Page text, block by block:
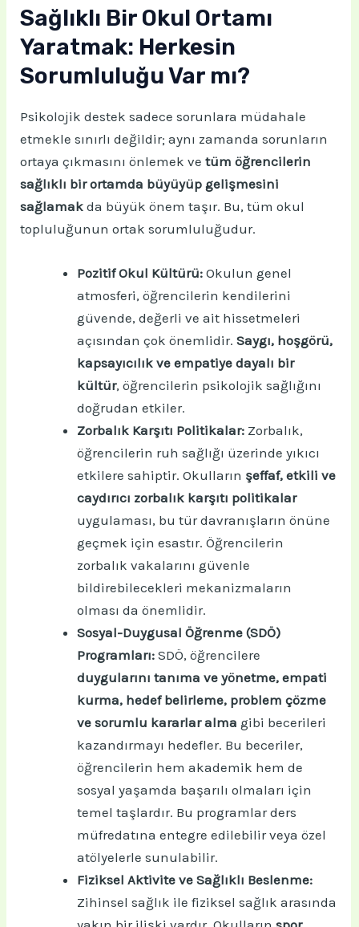
Sağlıklı Bir Okul Ortamı
Yaratmak: Herkesin
Sorumluluğu Var mı?
Psikolojik destek sadece sorunlara müdahale
etmekle sınırlı değildir; aynı zamanda sorunların
ortaya çıkmasını önlemek vetüm öğrencilerin
sağlıklı bir ortamda büyüyüp gelişmesini
sağlamak da büyük önem taşır. Bu, tüm okul
topluluğunun ortak sorumluluğudur.
Pozitif Okul Kültürü: Okulun genel
atmosferi, öğrencilerin kendilerini
güvende, değerli ve ait hissetmeleri
açısından çok önemlidir.Saygı, hoşgörü,
kapsayıcılık ve empatiye dayalı bir
kültür, öğrencilerin psikolojik sağlığını
doğrudan etkiler.
Zorbalık Karşıtı Politikalar: Zorbalık,
öğrencilerin ruh sağlığı üzerinde yıkıcı
etkilere sahiptir. Okulların şeffaf, etkili ve
caydırıcı zorbalık karşıtı politikalar
uygulaması, bu tür davranışların önüne
geçmek için esastır. Öğrencilerin
zorbalık vakalarını güvenle
bildirebilecekleri mekanizmaların
olması da önemlidir.
Sosyal-Duygusal Öğrenme (SDÖ)
Programları: SDÖ, öğrencilere
duygularını tanıma ve yönetme, empati
kurma, hedef belirleme, problem çözme
ve sorumlu kararlar alma gibi becerileri
kazandırmayı hedefler. Bu beceriler,
öğrencilerin hem akademik hem de
sosyal yaşamda başarılı olmaları için
temel taşlardır. Bu programlar ders
müfredatına entegre edilebilir veya özel
atölyelerle sunulabilir.
Fiziksel Aktivite ve Sağlıklı Beslenme:
Zihinsel sağlık ile fiziksel sağlık arasında